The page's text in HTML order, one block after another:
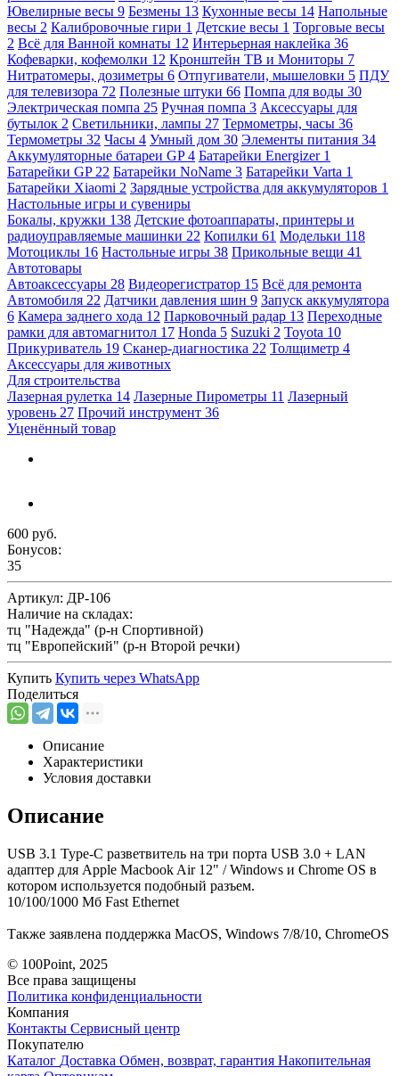
Ювелирные весы 9 Безмены 13 Кухонные весы 14 Напольные
весы 2 Калибровочные гири 1 Детские весы 1 Торговые весы
2 Всё для Ванной комнаты 12 Интерьерная наклейка 36
Кофеварки, кофемолки 12 Кронштейн ТВ и Мониторы 7
Нитратомеры, дозиметры 6 Отпугиватели, мышеловки 5 ПДУ
для телевизора 72 Полезные штуки 66 Помпа для воды 30
Электрическая помпа 25 Ручная помпа 3 Аксессуары для
бутылок 2 Светильники, лампы 27 Термометры, часы 36
Термометры 32 Часы 4 Умный дом 30 Элементы питания 34
Аккумуляторные батареи GP4 Батарейки Energizer 1
Батарейки GP 22 Батарейки NoName 3 Батарейки Varta 1
Батарейки Xiaomi 2 Зарядные устройства для аккумуляторов 1
Настольные игры и сувениры
Бокалы, кружки 138 Детские фотоаппараты, принтеры и
радиоуправляемые машинки 22 Копилки 61 Модельки 118
Мотоциклы 16 Настольные игры 38 Прикольные вещи 41
Автотовары
Автоаксессуары 28 Видеорегистратор 15 Всё для ремонта
Автомобиля 22 Датчики давления шин 9 Запуск аккумулятора
6 Камера заднего хода 12 Парковочный радар 13 Переходные
рамки для автомагнитол 17 Honda 5 Suzuki 2 Toyota 10
Прикуриватель 19 Сканер-диагностика 22 Толщиметр 4
Аксессуары для животных
Для строительства
Лазерная рулетка 14 Лазерные Пирометры 11 Лазерный
уровень 27 Прочий инструмент 36
Уценённый товар
600 руб.
Бонусов:
35
Артикул: ДР-106
Наличие на складах:
тц "Надежда" (р-н Спортивной)
тц "Европейский" (р-н Второй речки)
Купить Купить через WhatsApp
Поделиться
Описание
Характеристики
Условия доставки
Описание
USB 3.1 Type-C разветвитель на три порта USB 3.0 + LAN
адаптер для Apple Macbook Air 12" / Windows и Chrome OS в
котором используется подобный разъем.
10/100/1000 Мб Fast Ethernet
Также заявлена поддержка MacOS, Windows 7/8/10, ChromeOS
© 100Point, 2025
Все права защищены
Политика конфиденциальности
Компания
Контакты Сервисный центр
Покупателю
Каталог Доставка Обмен, возврат, гарантия Накопительная